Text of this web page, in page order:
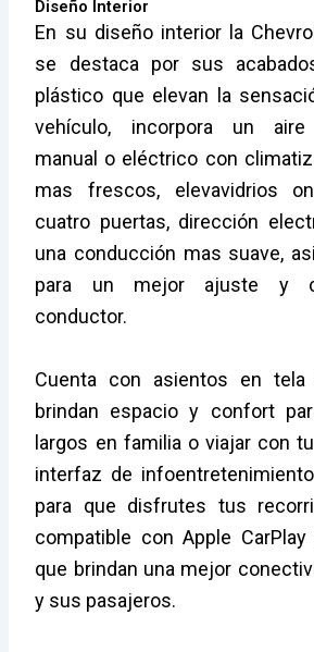
Diseño Interior
En su diseño interior la
se destaca por sus
plástico que elevan la
vehículo, incorpora un aire
manual o eléctrico con
mas frescos, elevavidrios
cuatro puertas, dirección
una conducción mas suave,
para un mejor ajuste y
conductor.
Cuenta con asientos en
brindan espacio y confort
largos en familia o viajar con
interfaz de
para que disfrutes tus
compatible con Apple
que brindan una mejor
y sus pasajeros.